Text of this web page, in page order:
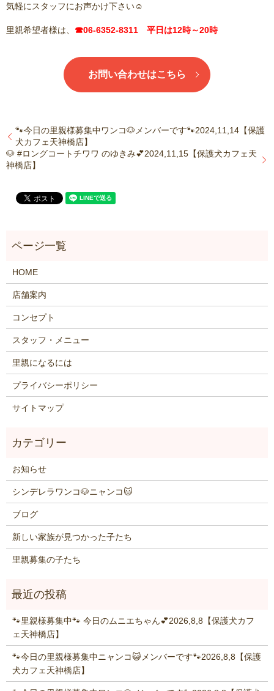
気軽にスタッフにお声かけ下さい☺️
里親希望者様は、 ☎06-6352-8311 平日は12時～20時
お問い合わせはこちら
🐾今日の里親様募集中ワンコ🐶メンバーです🐾2024,11,14【保護
犬カフェ天神橋店】
🐶 #ロングコートチワワ のゆきみ💕2024,11,15【保護犬カフェ天
神橋店】
HOME
店舗案内
コンセプト
スタッフ・メニュー
里親になるには
プライバシーポリシー
サイトマップ
お知らせ
シンデレラワンコ🐶ニャンコ🐱
ブログ
新しい家族が見つかった子たち
里親募集の子たち
🐾里親様募集中🐾 今日のムニエちゃん💕2026,8,8【保護犬カフ
ェ天神橋店】
🐾今日の里親様募集中ニャンコ😺メンバーです🐾2026,8,8【保護
犬カフェ天神橋店】